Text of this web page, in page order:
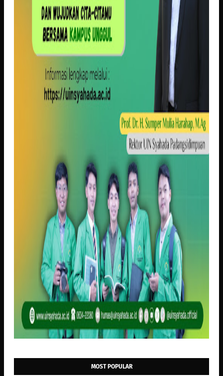
MOST POPULAR